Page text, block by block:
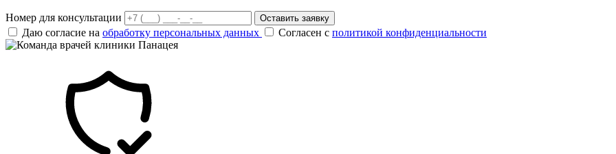
Номер для консультации Оставить заявку
Даю согласие на обработку персональных данных Согласен с политикой конфиденциальности